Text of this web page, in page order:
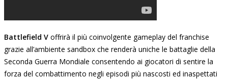
Battlefield V offrirà il più coinvolgente gameplay del franchise
grazie all’ambiente sandbox che renderà uniche le battaglie della
Seconda Guerra Mondiale consentendo ai giocatori di sentire la
forza del combattimento negli episodi più nascosti ed inaspettati